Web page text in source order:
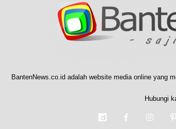
BantenNews.co.id adalah website media online yang
Hubungi